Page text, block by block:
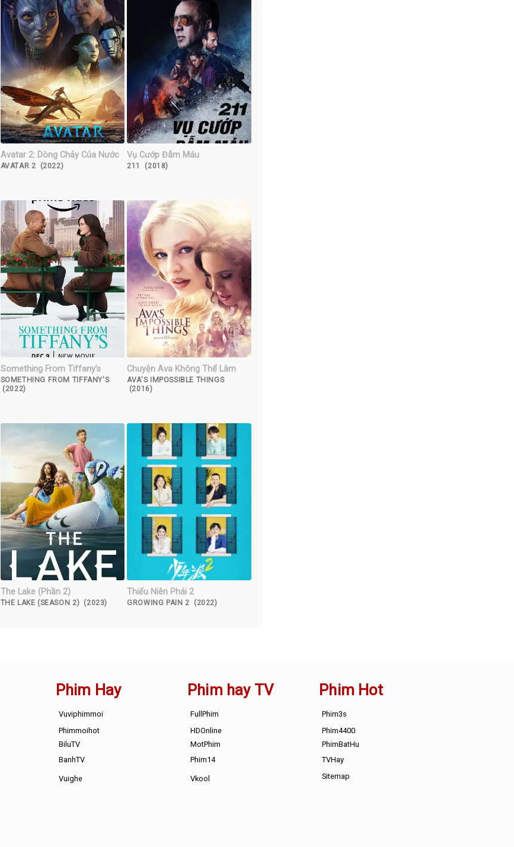
Avatar 2: Dòng Chảy Của Nước
AVATAR 2 (2022)
Vụ Cướp Đẫm Máu
211 (2018)
Something From Tiffany’s
SOMETHING FROM TIFFANY'S
(2022)
Chuyện Ava Không Thể Làm
AVA'S IMPOSSIBLE THINGS
(2016)
The Lake (Phần 2)
THE LAKE (SEASON 2) (2023)
Thiếu Niên Phái 2
GROWING PAIN 2 (2022)
Phim Hay
Vuviphimmoi
Phimmoihot
BiluTV
BanhTV
Vuighe
Phim hay TV
FullPhim
HDOnline
MotPhim
Phim14
Vkool
Phim Hot
Phim3s
Phim4400
PhimBatHu
TVHay
Sitemap